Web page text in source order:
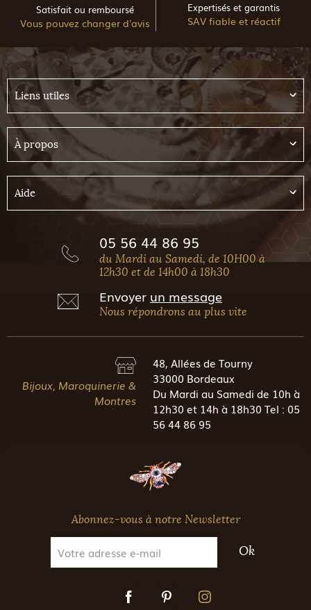
Satisfait ou remboursé
Vous pouvez changer d'avis
Expertisés et garantis
SAV fiable et réactif
Liens utiles
À propos
Aide
05 56 44 86 95
du Mardi au Samedi, de 10H00 à
12h30 et de 14h00 à 18h30
Envoyer un message
Nous répondrons au plus vite
Bijoux, Maroquinerie &
Montres
48, Allées de Tourny
33000 Bordeaux
Du Mardi au Samedi de 10h à
12h30 et 14h à 18h30 Tel : 05
56 44 86 95
Abonnez-vous à notre Newsletter
Ok